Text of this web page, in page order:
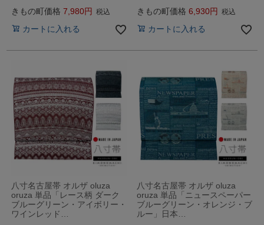
きもの町価格 7,980 税込
カートに入れる
きもの町価格 6,930 税込
カートに入れる
八寸名古屋帯 オルザ oluza
oruza 単品「レース柄 ダーク
ブルーグリーン・アイボリー・
ワインレッド…
八寸名古屋帯 オルザ oluza
oruza 単品「ニュースペーパー
ブルーグリーン・オレンジ・ブ
ルー」日本…